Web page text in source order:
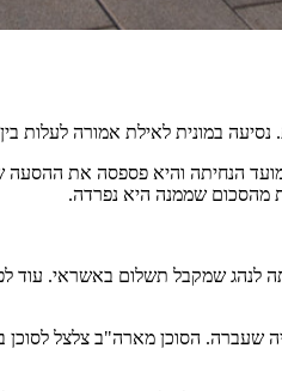
מהסכום שממנה היא נפרדה.
הסוכן מארה"ב צלצל לסוכן